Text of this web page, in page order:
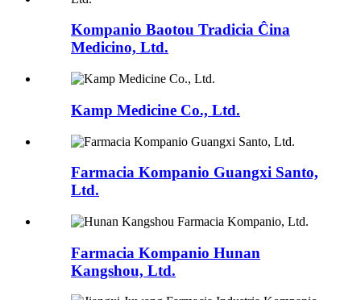
Kompanio Baotou Tradicia Ĉina
Medicino, Ltd.
Kamp Medicine Co., Ltd.
Farmacia Kompanio Guangxi Santo,
Ltd.
Farmacia Kompanio Hunan
Kangshou, Ltd.